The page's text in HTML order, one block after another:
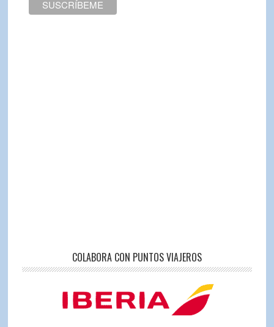
COLABORA CON PUNTOS VIAJEROS